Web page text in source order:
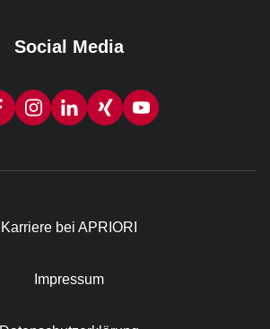
Social Media
Karriere bei APRIORI
Impressum